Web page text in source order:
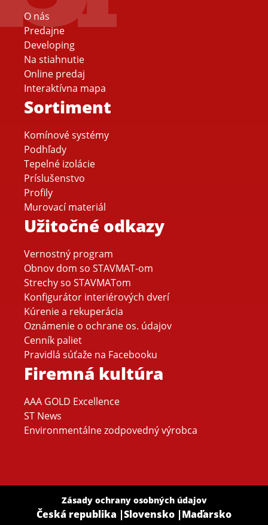
O nás
Predajne
Developing
Na stiahnutie
Online predaj
Interaktívna mapa
Sortiment
Komínové systémy
Podhľady
Tepelné izolácie
Príslušenstvo
Profily
Murovací materiál
Užitočné odkazy
Vernostný program
Obnov dom so STAVMAT-om
Strechy so STAVMATom
Konfigurátor interiérových dverí
Kúrenie a rekuperácia
Oznámenie o ochrane os. údajov
Cenník paliet
Pravidlá súťaže na Facebooku
Firemná kultúra
AAA GOLD Excellence
ST News
Environmentálne zodpovedný výrobca
Zásady ochrany osobných údajov
Česká republika |Slovensko |Maďarsko